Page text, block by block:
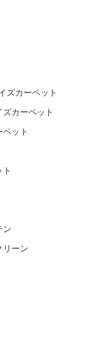
ズカーペット
ズカーペット
ペット
ト
ン
リーン